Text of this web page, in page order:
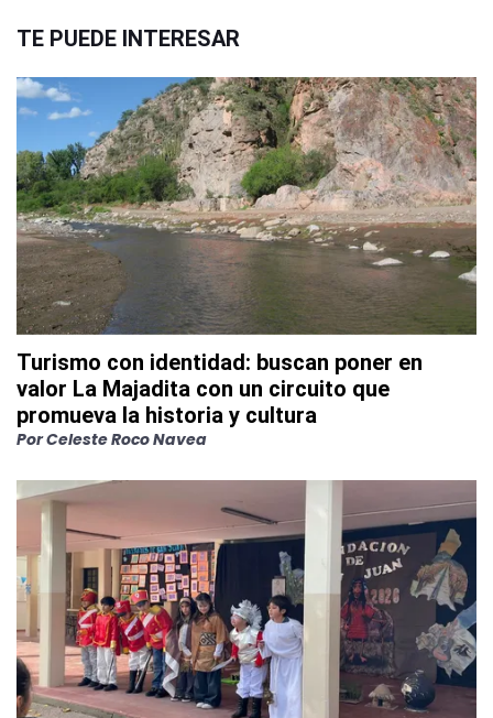
TE PUEDE INTERESAR
Turismo con identidad: buscan poner en
valor La Majadita con un circuito que
promueva la historia y cultura
PorCeleste Roco Navea